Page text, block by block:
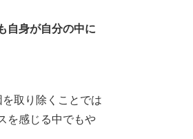
自身が自分の中に
取り除くことでは
を感じる中でもや